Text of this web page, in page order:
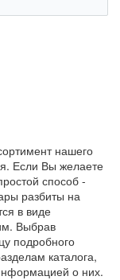
нашего
Если Вы желаете
способ -
разбиты на
в виде
Выбрав
подробного
каталога,
о них.